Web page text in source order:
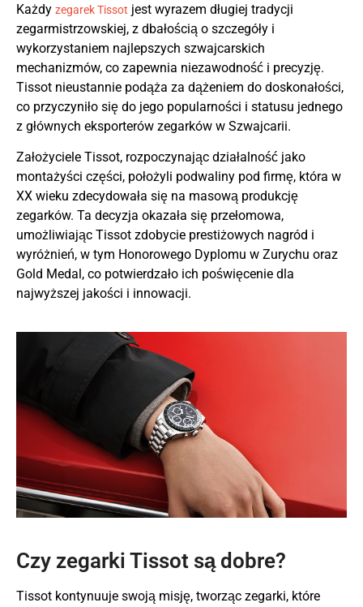
Każdy zegarek Tissot jest wyrazem długiej tradycji
zegarmistrzowskiej, z dbałością o szczegóły i
wykorzystaniem najlepszych szwajcarskich
mechanizmów, co zapewnia niezawodność i precyzję.
Tissot nieustannie podąża za dążeniem do doskonałości,
co przyczyniło się do jego popularności i statusu jednego
z głównych eksporterów zegarków w Szwajcarii.
Założyciele Tissot, rozpoczynając działalność jako
montażyści części, położyli podwaliny pod firmę, która w
XX wieku zdecydowała się na masową produkcję
zegarków. Ta decyzja okazała się przełomowa,
umożliwiając Tissot zdobycie prestiżowych nagród i
wyróżnień, w tym Honorowego Dyplomu w Zurychu oraz
Gold Medal, co potwierdzało ich poświęcenie dla
najwyższej jakości i innowacji.
Czy zegarki Tissot są dobre?
Tissot kontynuuje swoją misję, tworząc zegarki, które